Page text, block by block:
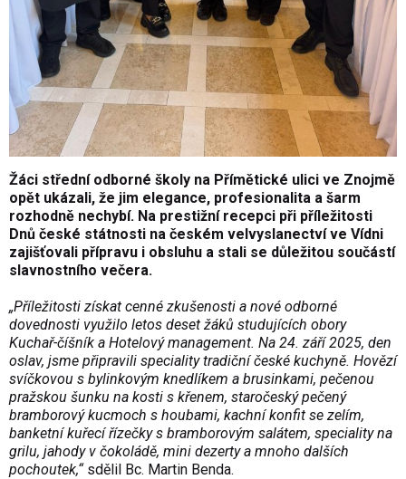
Žáci střední odborné školy na Přímětické ulici ve Znojmě
opět ukázali, že jim elegance, profesionalita a šarm
rozhodně nechybí. Na prestižní recepci při příležitosti
Dnů české státnosti na českém velvyslanectví ve Vídni
zajišťovali přípravu i obsluhu a stali se důležitou součástí
slavnostního večera.
„Příležitosti získat cenné zkušenosti a nové odborné
dovednosti využilo letos deset žáků studujících obory
Kuchař-číšník a Hotelový management. Na 24. září 2025, den
oslav, jsme připravili speciality tradiční české kuchyně. Hovězí
svíčkovou s bylinkovým knedlíkem a brusinkami, pečenou
pražskou šunku na kosti s křenem, staročeský pečený
bramborový kucmoch s houbami, kachní konfit se zelím,
banketní kuřecí řízečky s bramborovým salátem, speciality na
grilu, jahody v čokoládě, mini dezerty a mnoho dalších
pochoutek,“sdělil Bc. Martin Benda.